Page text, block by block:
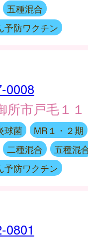
五種混合
予防ワクチン
0008
所市戸毛１
球菌
MR１・２期
二種混合
五種混
予防ワクチン
0801